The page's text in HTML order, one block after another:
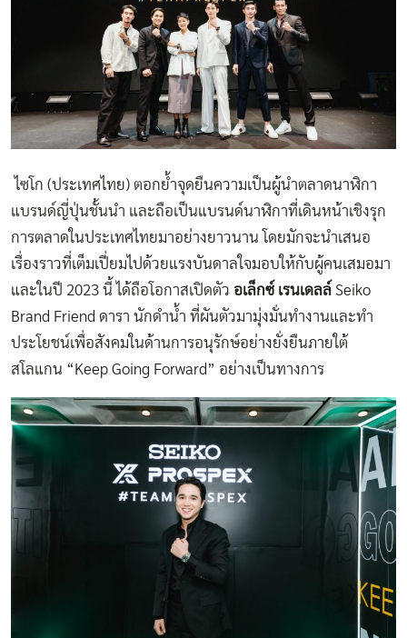
ไซโก (ประเทศไทย) ตอกย้ำจุดยืนความเป็นผู้นำตลาดนาฬิกา
แบรนด์ญี่ปุ่นชั้นนำ และถือเป็นแบรนด์นาฬิกาที่​เดินหน้าเชิงรุก
การตลาดในประเทศไทยมาอย่างยาวนาน โดยมักจะนำเสนอ
เรื่องราวที่เต็มเปี่ยมไปด้วยแรงบันดาลใจมอบให้กับผู้คนเสมอมา
และในปี 2023 นี้ ได้ถือโอกาสเปิดตัว อเล็กซ์ เรนเดลล์ Seiko
Brand Friend ดารา​ นักดำน้ำ​ ที่ผันตัวมามุ่งมั่นทำงานและทำ
ประโยชน์เพื่อสังคมในด้านการอนุรักษ์อย่างยั่งยืนภายใต้
สโลแกน​ “Keep Going Forward” ​อย่างเป็นทางการ